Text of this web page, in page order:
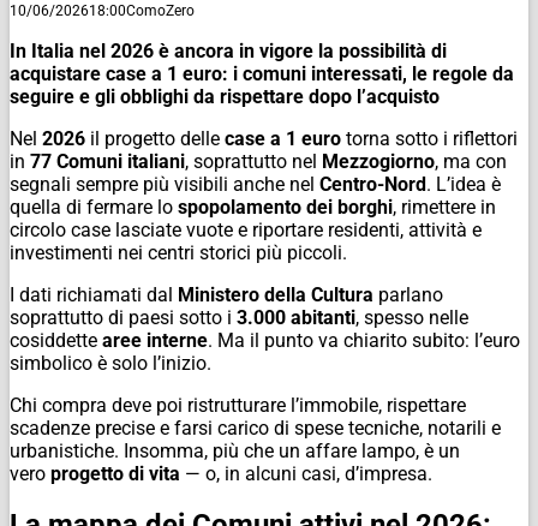
10/06/202618:00ComoZero
In Italia nel 2026 è ancora in vigore la possibilità di
acquistare case a 1 euro: i comuni interessati, le regole da
seguire e gli obblighi da rispettare dopo l’acquisto
Nel 2026 il progetto delle case a 1 euro torna sotto i riflettori
in 77 Comuni italiani, soprattutto nel Mezzogiorno, ma con
segnali sempre più visibili anche nel Centro-Nord. L’idea è
quella di fermare lo spopolamento dei borghi, rimettere in
circolo case lasciate vuote e riportare residenti, attività e
investimenti nei centri storici più piccoli.
I dati richiamati dal Ministero della Cultura parlano
soprattutto di paesi sotto i 3.000 abitanti, spesso nelle
cosiddette aree interne. Ma il punto va chiarito subito: l’euro
simbolico è solo l’inizio.
Chi compra deve poi ristrutturare l’immobile, rispettare
scadenze precise e farsi carico di spese tecniche, notarili e
urbanistiche. Insomma, più che un affare lampo, è un
vero progetto di vita — o, in alcuni casi, d’impresa.